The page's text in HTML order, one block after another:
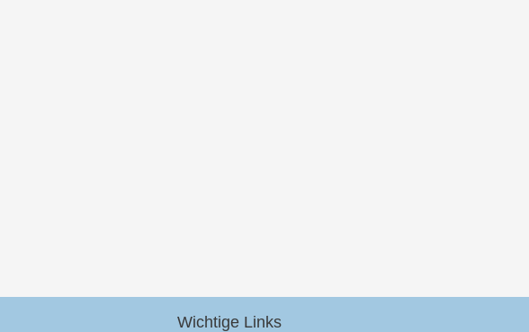
Wichtige Links